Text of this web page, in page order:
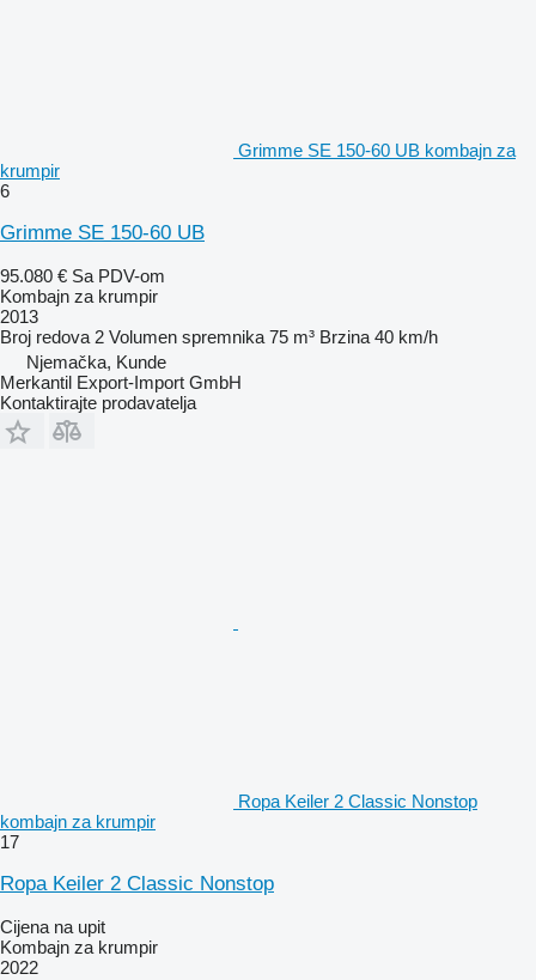
Grimme SE 150-60 UB kombajn za
krumpir
6
Grimme SE 150-60 UB
95.080 € Sa PDV-om
Kombajn za krumpir
2013
Broj redova 2 Volumen spremnika 75 m³ Brzina 40 km/h
Njemačka, Kunde
Merkantil Export-Import GmbH
Kontaktirajte prodavatelja
Ropa Keiler 2 Classic Nonstop
kombajn za krumpir
17
Ropa Keiler 2 Classic Nonstop
Cijena na upit
Kombajn za krumpir
2022